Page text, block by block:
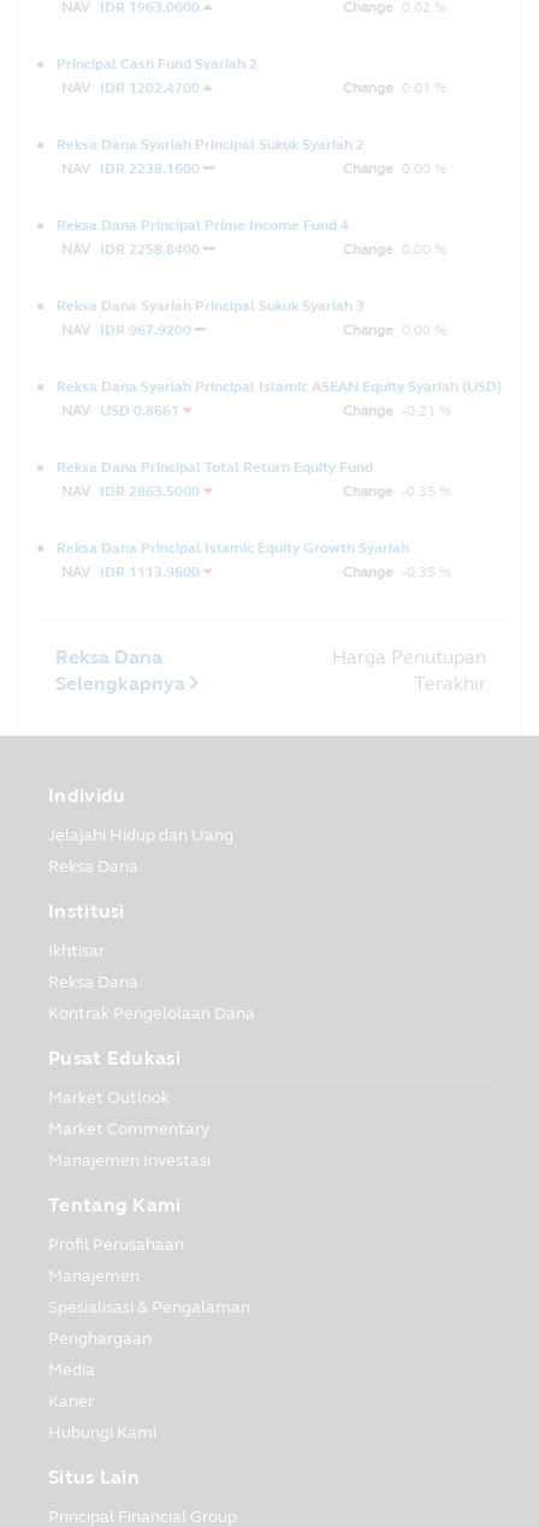
NAV IDR 1963.0600 Change 0.02 %
Principal Cash Fund Syariah 2
NAV
IDR 1202.4700 Change 0.01 %
Reksa Dana Syariah Principal Sukuk Syariah 2
NAV
IDR 2238.1600 Change 0.00 %
Reksa Dana Principal Prime Income Fund 4
NAV
IDR 2258.8400 Change 0.00 %
Reksa Dana Syariah Principal Sukuk Syariah 3
NAV
IDR 967.9200 Change 0.00 %
Reksa Dana Syariah Principal Islamic ASEAN Equity Syariah (USD)
NAV
USD 0.8661 Change -0.21 %
Reksa Dana Principal Total Return Equity Fund
NAV
IDR 2863.5000 Change -0.35 %
Reksa Dana Principal Islamic Equity Growth Syariah
NAV
IDR 1113.9600 Change -0.35 %
Reksa Dana
Selengkapnya
Harga Penutupan
Terakhir
Individu
Jelajahi Hidup dan Uang
Reksa Dana
Institusi
Ikhtisar
Reksa Dana
Kontrak Pengelolaan Dana
Pusat Edukasi
Market Outlook
Market Commentary
Manajemen Investasi
Tentang Kami
Profil Perusahaan
Manajemen
Spesialisasi & Pengalaman
Penghargaan
Media
Karier
Hubungi Kami
Situs Lain
Principal Financial Group